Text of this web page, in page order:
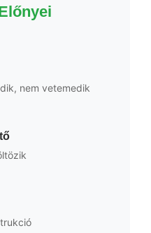
nem vetemedik